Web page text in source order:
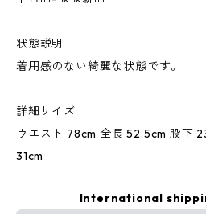
状態説明
着用感のない綺麗な状態です。
詳細サイズ
ウエスト 78cm 全長 52.5cm 股下
31cm
International